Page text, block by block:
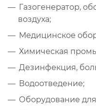
Газогенератор,
воздуха;
Медицинское
Химическая
Дезинфекция,
Водоотведение;
Оборудование